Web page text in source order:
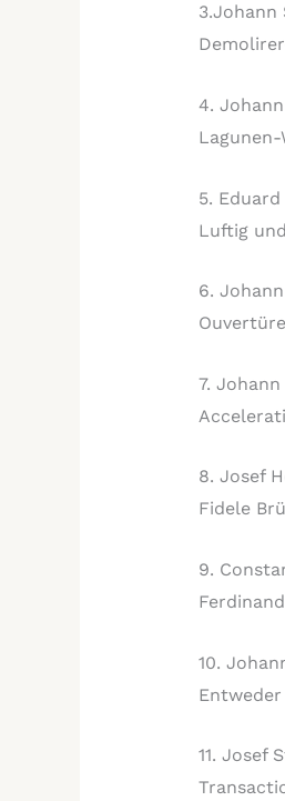
3.Johann
4.
Lagunen-
5.
Luftig
6.
7.
8. Josef
Fidele
9.
10.
11. Josef